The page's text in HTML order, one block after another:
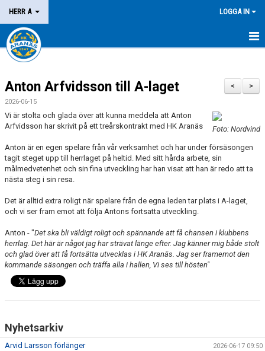
HERR A LOGGA IN
HEM
NYHETER
KALENDER
KONTAKT
>
<
Anton Arfvidsson till A-laget
2026-06-15
Foto: Nordvind
Vi är stolta och glada över att kunna meddela att Anton
Arfvidsson har skrivit på ett treårskontrakt med HK Aranäs
Anton är en egen spelare från vår verksamhet och har under försäsongen
tagit steget upp till herrlaget på heltid. Med sitt hårda arbete, sin
målmedvetenhet och sin fina utveckling har han visat att han är redo att ta
nästa steg i sin resa.
Det är alltid extra roligt när spelare från de egna leden tar plats i A-laget,
och vi ser fram emot att följa Antons fortsatta utveckling.
Anton - "Det ska bli väldigt roligt och spännande att få chansen i klubbens
herrlag. Det här är något jag har strävat länge efter. Jag känner mig både stolt
och glad över att få fortsätta utvecklas i HK Aranäs. Jag ser framemot den
kommande säsongen och träffa alla i hallen, Vi ses till hösten"
Nyhetsarkiv
Arvid Larsson förlänger 2026-06-17 09:50